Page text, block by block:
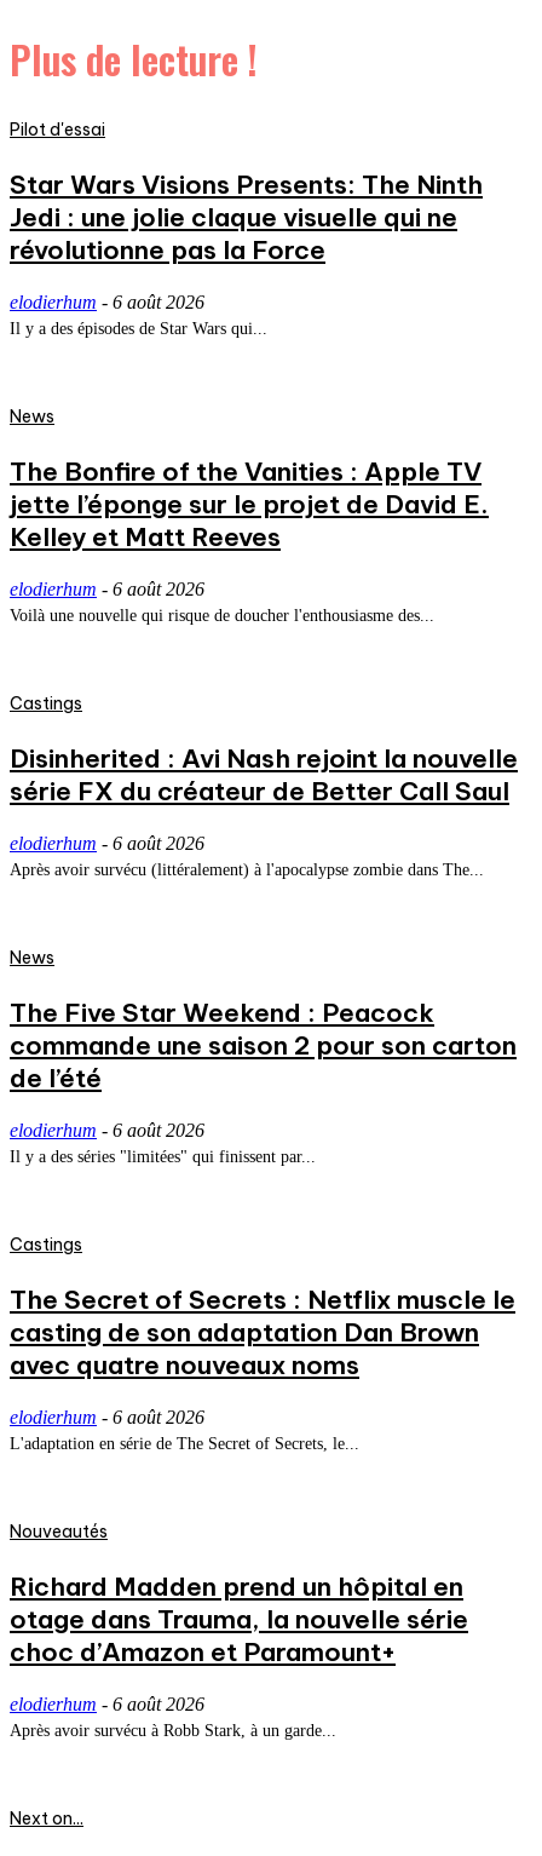
Plus de lecture !
Pilot d'essai
Star Wars Visions Presents: The Ninth
Jedi : une jolie claque visuelle qui ne
révolutionne pas la Force
elodierhum - 6 août 2026
Il y a des épisodes de Star Wars qui...
News
The Bonfire of the Vanities : Apple TV
jette l’éponge sur le projet de David E.
Kelley et Matt Reeves
elodierhum - 6 août 2026
Voilà une nouvelle qui risque de doucher l'enthousiasme des...
Castings
Disinherited : Avi Nash rejoint la nouvelle
série FX du créateur de Better Call Saul
elodierhum - 6 août 2026
Après avoir survécu (littéralement) à l'apocalypse zombie dans The...
News
The Five Star Weekend : Peacock
commande une saison 2 pour son carton
de l’été
elodierhum - 6 août 2026
Il y a des séries "limitées" qui finissent par...
Castings
The Secret of Secrets : Netflix muscle le
casting de son adaptation Dan Brown
avec quatre nouveaux noms
elodierhum - 6 août 2026
L'adaptation en série de The Secret of Secrets, le...
Nouveautés
Richard Madden prend un hôpital en
otage dans Trauma, la nouvelle série
choc d’Amazon et Paramount+
elodierhum - 6 août 2026
Après avoir survécu à Robb Stark, à un garde...
Next on...